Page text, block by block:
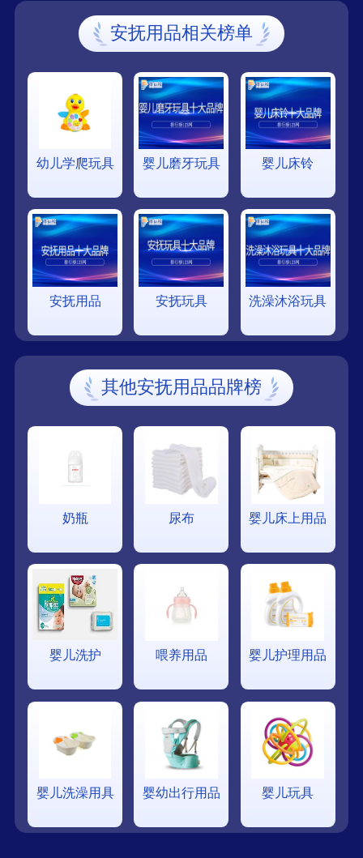
安抚用品相关榜单
幼儿学爬玩具 婴儿磨牙玩具 婴儿床铃
安抚用品 安抚玩具 洗澡沐浴玩具
其他安抚用品品牌榜
奶瓶 尿布 婴儿床上用品
婴儿洗护 喂养用品 婴儿护理用品
婴儿洗澡用具 婴幼出行用品 婴儿玩具